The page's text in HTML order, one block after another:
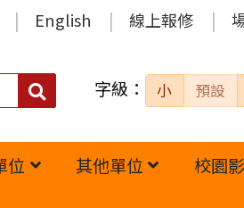
English 線上報修
搜
字級： 小 預設
位 其他單位 校園